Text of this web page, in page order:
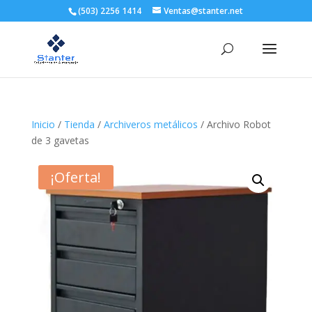
(503) 2256 1414 Ventas@stanter.net
Inicio / Tienda / Archiveros metálicos / Archivo Robot
de 3 gavetas
¡Oferta!